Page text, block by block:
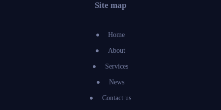
Site map
Home
About
Services
News
Contact us